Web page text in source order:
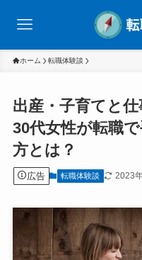
ホーム 転職体験談
出産・子育てと仕
30代女性が転職
方とは？
広告 転職体験談 2023